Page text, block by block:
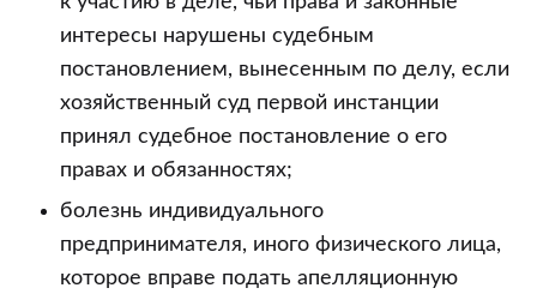
интересы нарушены судебным
постановлением, вынесенным по делу, если
хозяйственный суд первой инстанции
принял судебное постановление о его
правах и обязанностях;
болезнь индивидуального
предпринимателя, иного физического лица,
которое вправе подать апелляционную